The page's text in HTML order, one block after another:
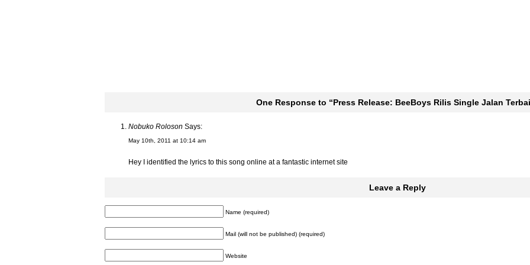
One Responseto “Press Release: BeeBoys Rilis Single Jalan
Nobuko Roloson Says:
May 10th, 2011 at 10:14 am
Hey I identified the lyrics to this song online at a fantastic internet site
Leave a Reply
Name (required)
Mail (will not be published) (required)
Website